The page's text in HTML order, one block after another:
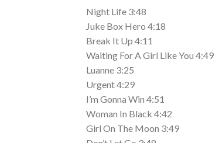
Night Life 3:48
Juke Box Hero 4:18
Break It Up 4:11
Waiting For A Girl Like You 4:49
Luanne 3:25
Urgent 4:29
I’m Gonna Win 4:51
Woman In Black 4:42
Girl On The Moon 3:49